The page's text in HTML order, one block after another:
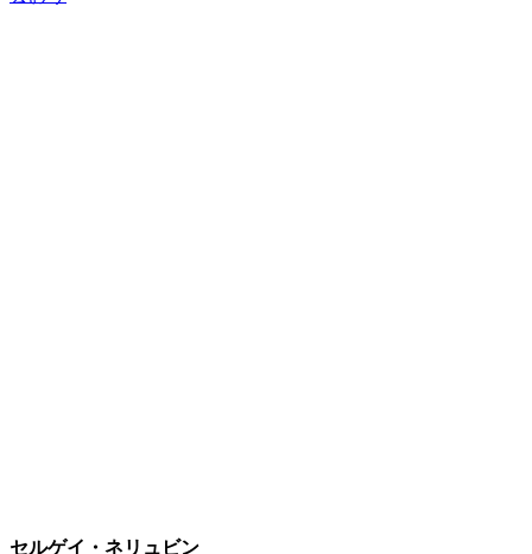
セルゲイ・ネリュビン